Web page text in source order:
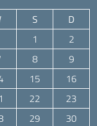
S
D
1
2
8
9
15
16
22
23
29
30